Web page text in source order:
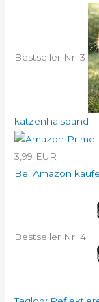
Bestseller Nr. 3
katzenhalsband -
3,99 EUR
Bei Amazon
Bestseller Nr. 4